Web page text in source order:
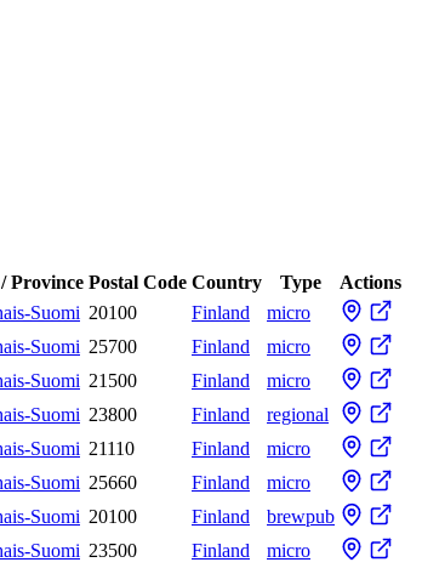
Province Postal Code Country Type
Actions
Suomi 20100 Finland
micro
Suomi 25700 Finland
micro
Suomi 21500 Finland
micro
Suomi 23800 Finland
regional
Suomi 21110 Finland
micro
Suomi 25660 Finland
micro
Suomi 20100 Finland
brewpub
Suomi 23500 Finland
micro